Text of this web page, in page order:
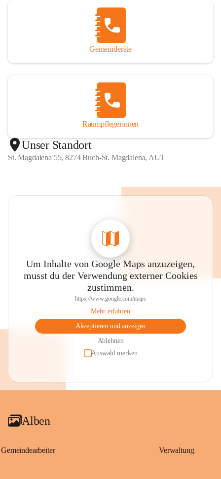
Gemeinderäte
Raumpflegerinnen
Unser Standort
St. Magdalena 55, 8274 Buch-St. Magdalena, AUT
Um Inhalte von Google Maps anzuzeigen,
musst du der Verwendung externer Cookies
zustimmen.
https://www.google.com/maps
Mehr erfahren
Akzeptieren und anzeigen
Ablehnen
Auswahl merken
Alben
Gemeindearbeiter Verwaltung